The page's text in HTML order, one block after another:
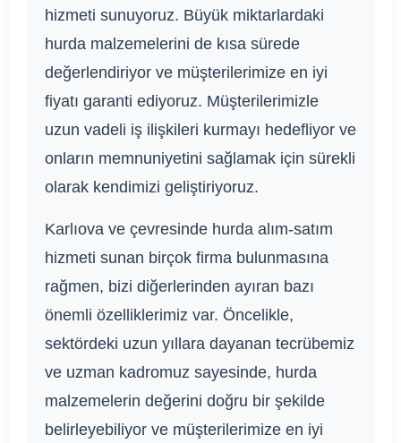
hizmeti sunuyoruz. Büyük miktarlardaki
hurda malzemelerini de kısa sürede
değerlendiriyor ve müşterilerimize en iyi
fiyatı garanti ediyoruz. Müşterilerimizle
uzun vadeli iş ilişkileri kurmayı hedefliyor ve
onların memnuniyetini sağlamak için sürekli
olarak kendimizi geliştiriyoruz.
Karlıova ve çevresinde hurda alım-satım
hizmeti sunan birçok firma bulunmasına
rağmen, bizi diğerlerinden ayıran bazı
önemli özelliklerimiz var. Öncelikle,
sektördeki uzun yıllara dayanan tecrübemiz
ve uzman kadromuz sayesinde, hurda
malzemelerin değerini doğru bir şekilde
belirleyebiliyor ve müşterilerimize en iyi